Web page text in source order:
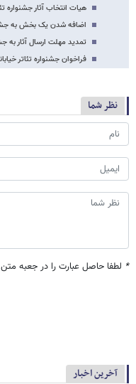
هیات انتخاب آثار جشنواره
اضافه شدن یک بخش به
تمدید مهلت ارسال آثار به
فراخوان جشنواره تئاتر
نظر شما
* لطفا حاصل عبارت را در جعبه متن
آخرین اخبار